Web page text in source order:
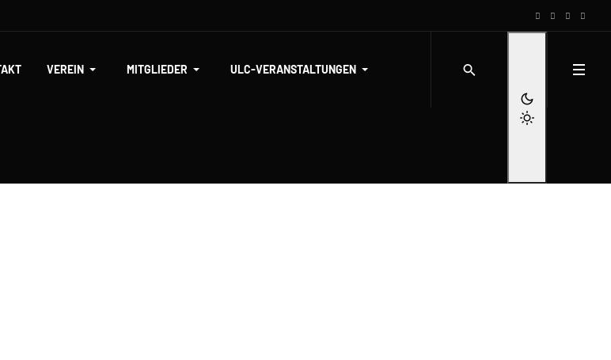
VEREIN MITGLIEDER ULC-VERANSTALTUNGEN